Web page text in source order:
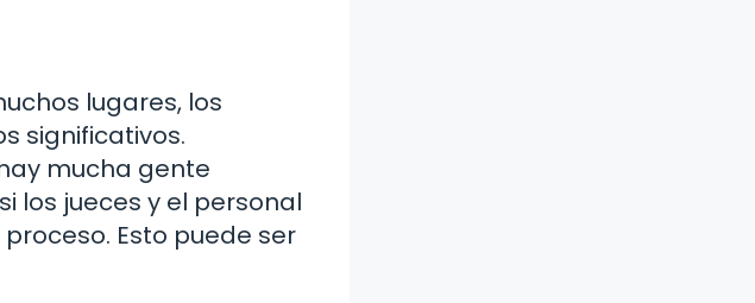
lugares, los
significativos.
mucha gente
los jueces y el personal
Esto puede ser